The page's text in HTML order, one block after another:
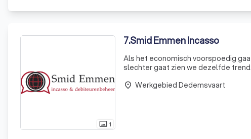
photo_size_select_actual 1
7.Smid Emmen Incasso
Als het economisch voorspoedig
slechter gaat zien we dezelfde
aan hun debiteur
place Werkgebied Dedemsvaart